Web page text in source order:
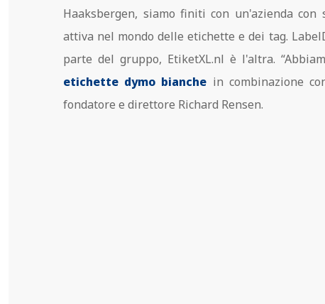
Haaksbergen, siamo finiti con un'azienda con
attiva nel mondo delle etichette e dei tag.
parte del gruppo, EtiketXL.nl è l'altra.
etichette dymo bianche in combinazione
fondatore e direttore Richard Rensen.